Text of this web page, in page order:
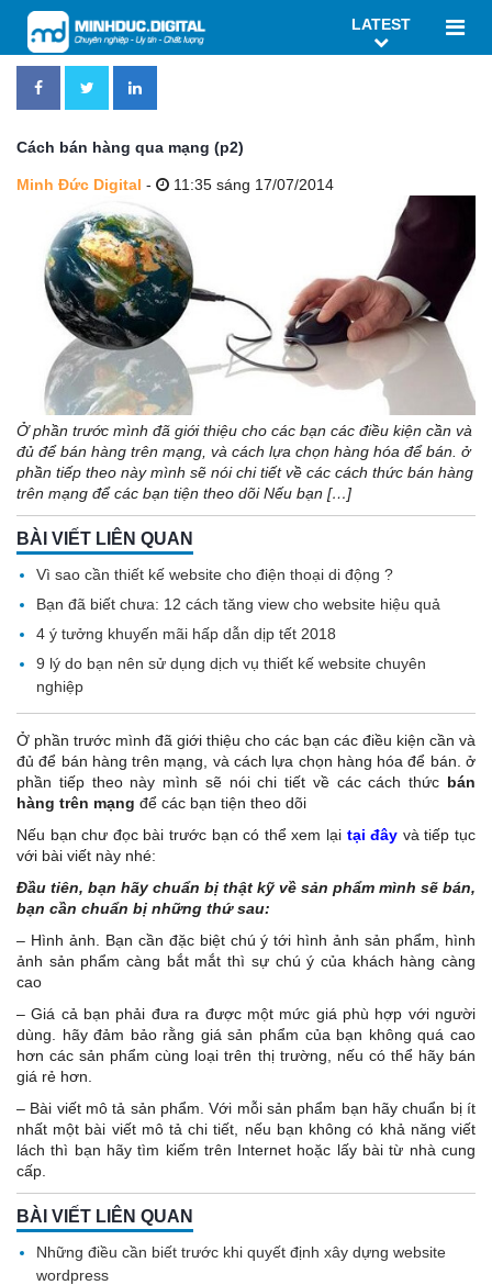
LATEST
Cách bán hàng qua mạng (p2)
Minh Đức Digital - 11:35 sáng 17/07/2014
Ở phần trước mình đã giới thiệu cho các bạn các điều kiện cần và
đủ để bán hàng trên mạng, và cách lựa chọn hàng hóa để bán. ở
phần tiếp theo này mình sẽ nói chi tiết về các cách thức bán hàng
trên mạng để các bạn tiện theo dõi Nếu bạn […]
BÀI VIẾT LIÊN QUAN
Vì sao cần thiết kế website cho điện thoại di động ?
Bạn đã biết chưa: 12 cách tăng view cho website hiệu quả
4 ý tưởng khuyến mãi hấp dẫn dịp tết 2018
9 lý do bạn nên sử dụng dịch vụ thiết kế website chuyên
nghiệp
Ở phần trước mình đã giới thiệu cho các bạn các điều kiện cần và
đủ để bán hàng trên mạng, và cách lựa chọn hàng hóa để bán. ở
phần tiếp theo này mình sẽ nói chi tiết về các cách thức bán
hàng trên mạng để các bạn tiện theo dõi
Nếu bạn chư đọc bài trước bạn có thể xem lại tại đây và tiếp tục
với bài viết này nhé:
Đầu tiên, bạn hãy chuẩn bị thật kỹ về sản phẩm mình sẽ bán,
bạn cần chuẩn bị những thứ sau:
– Hình ảnh. Bạn cần đặc biệt chú ý tới hình ảnh sản phẩm, hình
ảnh sản phẩm càng bắt mắt thì sự chú ý của khách hàng càng
cao
– Giá cả bạn phải đưa ra được một mức giá phù hợp với người
dùng. hãy đảm bảo rằng giá sản phẩm của bạn không quá cao
hơn các sản phẩm cùng loại trên thị trường, nếu có thể hãy bán
giá rẻ hơn.
– Bài viết mô tả sản phẩm. Với mỗi sản phẩm bạn hãy chuẩn bị ít
nhất một bài viết mô tả chi tiết, nếu bạn không có khả năng viết
lách thì bạn hãy tìm kiếm trên Internet hoặc lấy bài từ nhà cung
cấp.
BÀI VIẾT LIÊN QUAN
Những điều cần biết trước khi quyết định xây dựng website
wordpress